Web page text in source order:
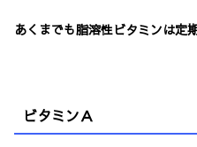
あくまでも脂溶性ビタミンは定
ビタミンＡ